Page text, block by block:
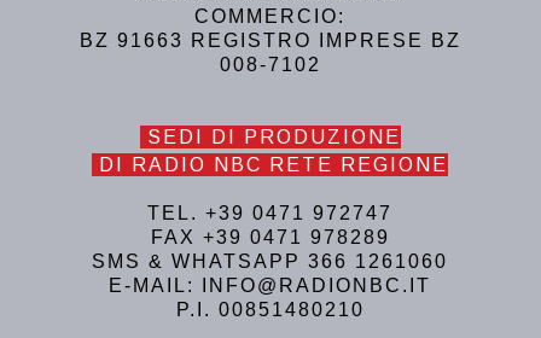
COMMERCIO:
BZ 91663 REGISTRO IMPRESE BZ
008-7102
SEDI DI PRODUZIONE
DI RADIO NBC RETE REGIONE
TEL. +39 0471 972747
FAX +39 0471 978289
SMS & WHATSAPP 366 1261060
E-MAIL: INFO@RADIONBC.IT
P.I. 00851480210